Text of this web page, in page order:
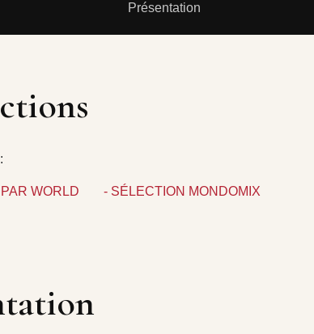
Présentation
WORLD - SÉLECTION MONDOMIX